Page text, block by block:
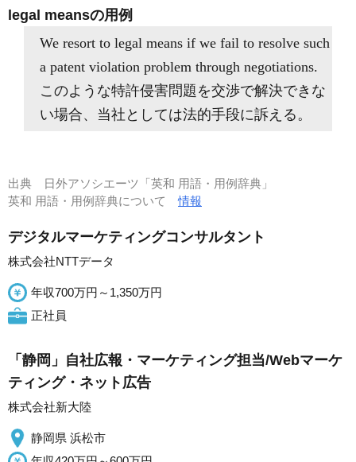
legal meansの用例
We resort to legal means if we fail to resolve such
a patent violation problem through negotiations.
このような特許侵害問題を交渉で解決できな
い場合、当社としては法的手段に訴える。
出典
日外アソシエーツ「英和 用語・用例辞典」
英和 用語・用例辞典について情報
デジタルマーケティングコンサルタント
株式会社NTTデータ
年収700万円～1,350万円
正社員
「静岡」自社広報・マーケティング担当/Webマーケ
ティング・ネット広告
株式会社新大陸
静岡県 浜松市